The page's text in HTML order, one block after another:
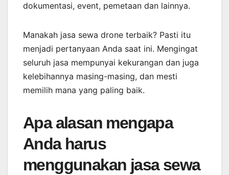
dokumentasi, event, pemetaan dan lainnya.
Manakah jasa sewa drone terbaik? Pasti itu
menjadi pertanyaan Anda saat ini. Mengingat
seluruh jasa mempunyai kekurangan dan juga
kelebihannya masing-masing, dan mesti
memilih mana yang paling baik.
Apa alasan mengapa
Anda harus
menggunakan jasa sewa